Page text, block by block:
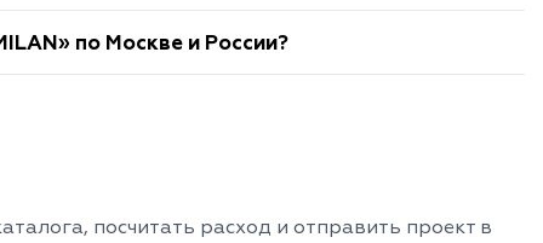
по Москве и России?
посчитать расход и отправить проект в